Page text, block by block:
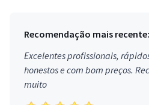
Recomendação mais recente:
Excelentes profissionais,
honestos e com bom preços.
muito